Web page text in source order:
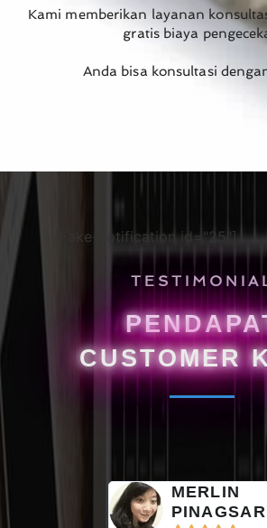
Kami memberikan layanan
gratis biaya
Anda bisa konsultasi
[Fake-notification id="25"]
CUSTOMER
MERLIN